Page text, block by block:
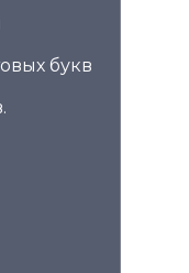
букв